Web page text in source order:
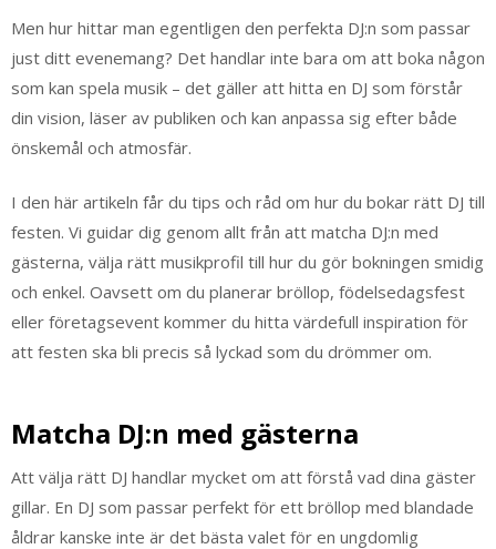
Men hur hittar man egentligen den perfekta DJ:n som passar
just ditt evenemang? Det handlar inte bara om att boka någon
som kan spela musik – det gäller att hitta en DJ som förstår
din vision, läser av publiken och kan anpassa sig efter både
önskemål och atmosfär.
I den här artikeln får du tips och råd om hur du bokar rätt DJ till
festen. Vi guidar dig genom allt från att matcha DJ:n med
gästerna, välja rätt musikprofil till hur du gör bokningen smidig
och enkel. Oavsett om du planerar bröllop, födelsedagsfest
eller företagsevent kommer du hitta värdefull inspiration för
att festen ska bli precis så lyckad som du drömmer om.
Matcha DJ:n med gästerna
Att välja rätt DJ handlar mycket om att förstå vad dina gäster
gillar. En DJ som passar perfekt för ett bröllop med blandade
åldrar kanske inte är det bästa valet för en ungdomlig